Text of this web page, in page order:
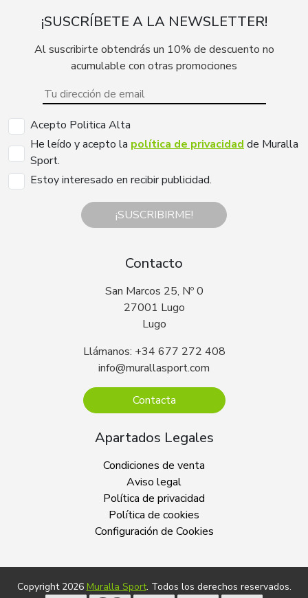
¡SUSCRÍBETE A LA NEWSLETTER!
Al suscribirte obtendrás un 10% de descuento no
acumulable con otras promociones
Acepto Politica Alta
He leído y acepto la política de privacidad de Muralla
Sport.
Estoy interesado en recibir publicidad.
¡SUSCRIBIRME!
Contacto
San Marcos 25, Nº 0
27001 Lugo
Lugo
Llámanos: +34 677 272 408
info@murallasport.com
Contacta
Apartados Legales
Condiciones de venta
Aviso legal
Política de privacidad
Política de cookies
Configuración de Cookies
Copyright 2026 Muralla Sport. Todos los derechos reservados.